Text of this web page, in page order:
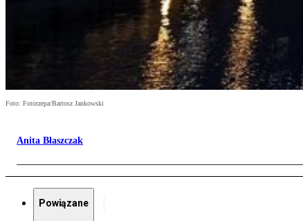
Foto: Fotorzepa/Bartosz Jankowski
Anita Błaszczak
Powiązane